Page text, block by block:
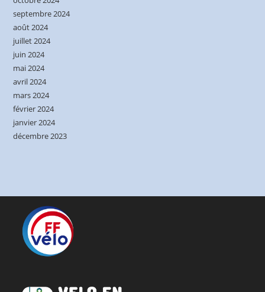
septembre 2024
août 2024
juillet 2024
juin 2024
mai 2024
avril 2024
mars 2024
février 2024
janvier 2024
décembre 2023